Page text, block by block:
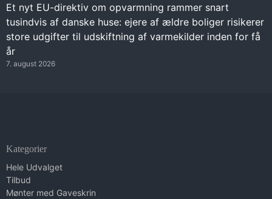
Et nyt EU-direktiv om opvarmning rammer snart
tusindvis af danske huse: ejere af ældre boliger risikerer
store udgifter til udskiftning af varmekilder inden for få
år
7. august 2026
Kategorier
Hele Udvalget
Tilbud
Mønter med Gaveskrin